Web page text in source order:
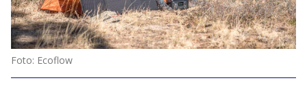
Foto: Ecoflow